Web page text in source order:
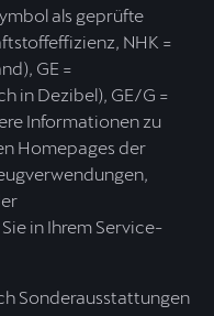
als geprüfte
NHK =
GE =
in Dezibel), GE/G =
Informationen zu
Homepages der
in Ihrem Service-
Sonderausstattungen